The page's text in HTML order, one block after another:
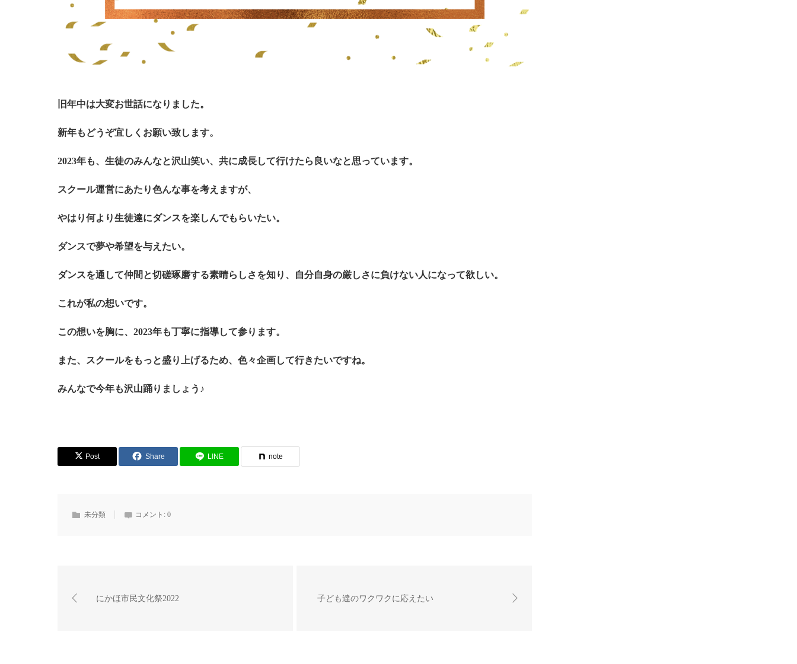
旧年中は大変お世話になりました。
新年もどうぞ宜しくお願い致します。
2023年も、生徒のみんなと沢山笑い、共に成長して行けたら良いなと思っています。
スクール運営にあたり色んな事を考えますが、
やはり何より生徒達にダンスを楽しんでもらいたい。
ダンスで夢や希望を与えたい。
ダンスを通して仲間と切磋琢磨する素晴らしさを知り、自分自身の厳しさに負けない人になって欲しい。
これが私の想いです。
この想いを胸に、2023年も丁寧に指導して参ります。
また、スクールをもっと盛り上げるため、色々企画して行きたいですね。
みんなで今年も沢山踊りましょう♪
Post Share LINE note
未分類 コメント: 0
にかほ市民文化祭2022 子ども達のワクワクに応えたい